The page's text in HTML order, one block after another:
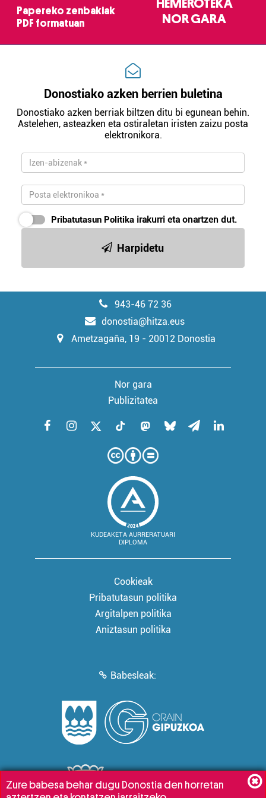
neurtzeko, jendeari buruzko informazioa biltzeko eta
produktuak garatzeko. Zure datuak nork eta zertarako
interes komertzial legitimoetan babesten dira. Ikusi gure
bazkideen zerrenda, beren ustez zein helburutarako
dezakezun ikusteko.
buruzko informazio gehiago eta ezarri zure lehentasunak
datuen atalean. Edozein unetan alda edo ken dezakezu
zure baimena Cookieen adierazpenean.
Webgune honek cookie propioak eta hirugarrenen cookie-
fitxategiak erabiltzen ditu. Zure esperientzia eta
zerbitzuak hobetzeko asmoz, cookie teknologiaz
Papereko zenbakiak
PDF formatuan
HEMEROTEKA
NOR GARA
Donostiako azken berrien buletina
Donostiako azken berriak biltzen ditu bi egunean behin.
Astelehen, asteazken eta ostiraletan iristen zaizu posta
elektronikora.
Pribatutasun Politika irakurri eta onartzen dut.
Harpidetu
943-46 72 36
donostia@hitza.eus
Ametzagaña, 19 - 20012 Donostia
Nor gara
Publizitatea
KUDEAKETA AURRERATUARI
DIPLOMA
Cookieak
Pribatutasun politika
Argitalpen politika
Aniztasun politika
Babesleak:
Zure babesa behar dugu Donostia den horretan